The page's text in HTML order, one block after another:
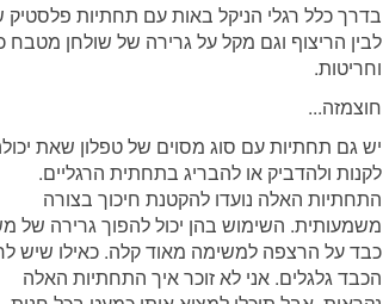
בדרך כלל רגלי הניקל באות עם תחתיות פלסטיק
לבין הריצוף וגם מקל על גרירה של שולחן מטבח
וחריטות.
חוצמזה...
יש גם תחתיות עם סוג מסוים של טפלון שאת
לקנות ולהדביק או להבריג בתחתית הרגליים.
התחתיות האלה נועדו להקטנת חיכוך בצורה
משמעותית. השימוש בהן יכול להפוך גרירה של
כבד על הרצפה למשימה מאוד קלה. כאילו שיש
הכבד גלגלים. אני לא זוכר איך התחתיות האלה